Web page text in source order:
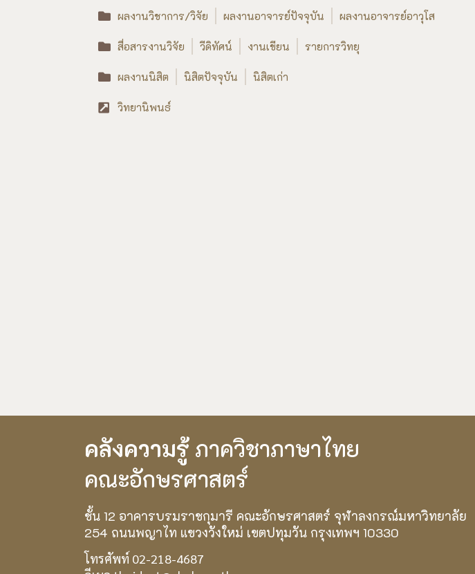
ผลงานวิชาการ/วิจัย ผลงานอาจารย์ปัจจุบัน ผลงานอาจารย์อาวุโส
สื่อสารงานวิจัย วีดิทัศน์ งานเขียน รายการวิทยุ
ผลงานนิสิต นิสิตปัจจุบัน นิสิตเก่า
วิทยานิพนธ์
คลังความรู้ ภาควิชาภาษาไทย
คณะอักษรศาสตร์
ชั้น 12 อาคารบรมราชกุมารี คณะอักษรศาสตร์ จุฬาลงกรณ์มหาวิทยาลัย
254 ถนนพญาไท แขวงวังใหม่ เขตปทุมวัน กรุงเทพฯ 10330
โทรศัพท์ 02-218-4687